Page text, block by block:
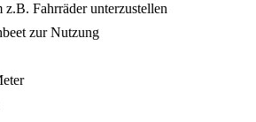
z.B. Fahrräder unterzustellen
zur Nutzung